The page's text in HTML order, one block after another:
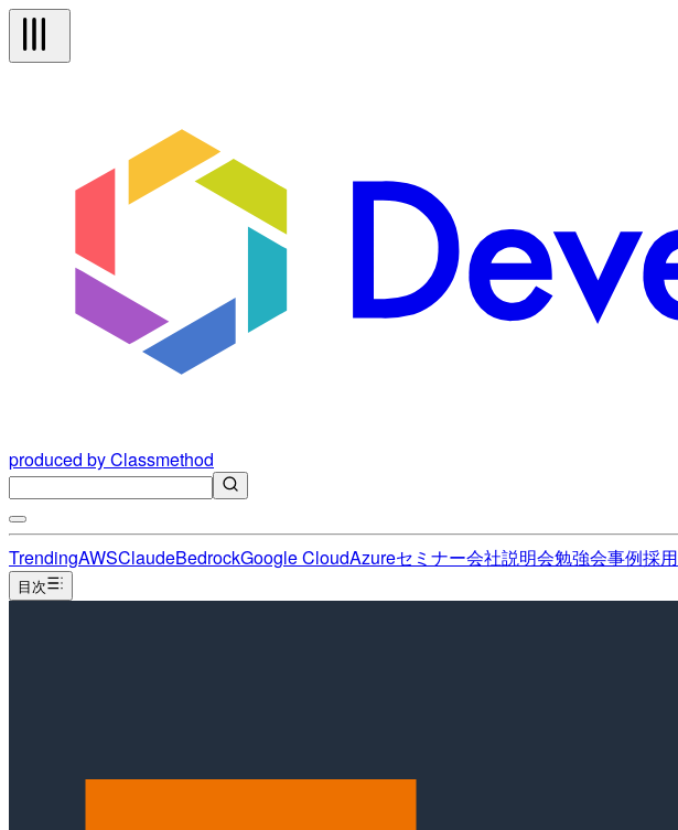
produced by Classmethod
TrendingAWSClaudeBedrockGoogle CloudAzureセミナー会社説明会勉強会事例採用
目次